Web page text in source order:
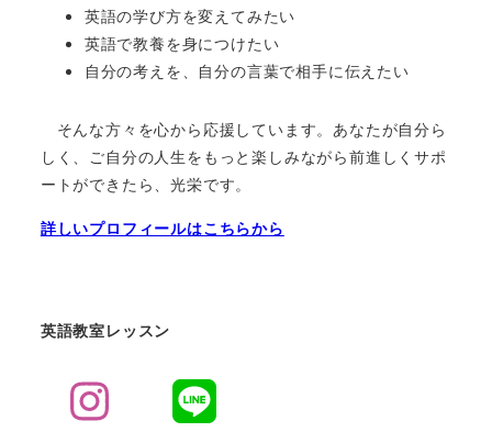
英語の学び方を変えてみたい
英語で教養を身につけたい
自分の考えを、自分の言葉で相手に伝えたい
そんな方々を心から応援しています。あなたが自分ら
しく、ご自分の人生をもっと楽しみながら前進しくサポ
ートができたら、光栄です。
詳しいプロフィールはこちらから
英語教室レッスン